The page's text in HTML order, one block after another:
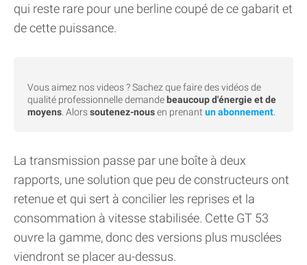
qui reste rare pour une berline coupé de ce gabarit et
de cette puissance.
Vous aimez nos videos ? Sachez que faire des vidéos de
qualité professionnelle demandebeaucoup d'énergie et de
moyens . Alorssoutenez-nousen prenant un abonnement
La transmission passe par une boîte à deux
rapports, une solution que peu de constructeurs ont
retenue et qui sert à concilier les reprises et la
consommation à vitesse stabilisée. Cette GT 53
ouvre la gamme, donc des versions plus musclées
viendront se placer au-dessus.